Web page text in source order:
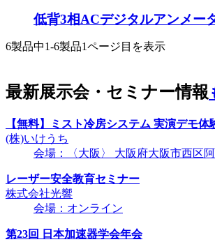
低背3相ACデジタルアンメー
6製品中1-6製品1ページ目を表示
最新展示会・セミナー情報
【無料】ミスト冷房システム 実演デモ体
(株)いけうち
会場：〈大阪〉 大阪府大阪市西区
レーザー安全教育セミナー
株式会社光響
会場：オンライン
第23回 日本加速器学会年会